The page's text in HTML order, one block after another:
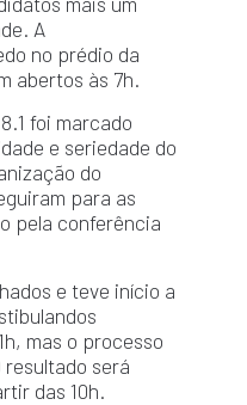
A
no prédio da
abertos às 7h.
foi marcado
e seriedade do
do
para as
pela conferência
e teve início a
mas o processo
resultado será
das 10h.